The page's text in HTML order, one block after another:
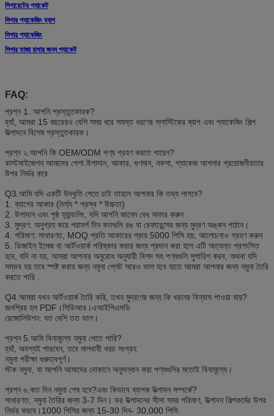
সিগারেটের প্যাকেট
সিগার প্যাকেজিং ব্যাগ
সিগার প্যাকেজিং
সিগার তাজা রাখার জন্য প্যাকেট
FAQ:
প্রশ্ন 1. আপনি প্রস্তুতকারক?
হ্যাঁ, আমরা 15 বছরেরও বেশি সময় ধরে সমস্ত ধরণের প্লাস্টিকের ব্যাগ এবং প্যাকেজিং শিল্প
উত্পাদনে বিশেষ প্রস্তুতকারক।
প্রশ্ন ২.আপনি কি OEM/ODM পণ্য গ্রহণ করতে পারেন?
কাস্টমাইজেশন আমাদের পেশা.উপাদান, আকার, গুণমান, নকশা, প্যাকেজ আপনার প্রয়োজনীয়তার
উপর নির্ভর করে
Q3.আমি যদি একটি উদ্ধৃতি পেতে চাই তাহলে আপনার কি তথ্য লাগবে?
1. ব্যাগের আকার (দৈর্ঘ্য * প্রস্থ * উচ্চতা)
2. উপাদান এবং পৃষ্ঠ হ্যান্ডলিং, যদি আপনি জানেন বেধ অফার করুন
3. মুদ্রণ: অনুগ্রহ করে পরামর্শ দিন কতগুলি রঙ বা রেফারেন্সের জন্য মুদ্রণ অঙ্কন পাঠান।
4. পরিমাণ: সাধারণত, MOQ প্রতি আকারের প্রায় 5000 পিসি হয়, আলোচনাও গ্রহণ করুন
5. ডিজাইন ইমেজ বা আর্টওয়ার্ক পরিষ্কার করার জন্য প্রদান করা হলে এটি অত্যন্ত প্রশংসিত
হবে, যদি না হয়, আমরা আপনার অনুরোধ অনুযায়ী বিশদ সহ পণ্যগুলি সুপারিশ করব, অথবা যদি
সম্ভব হয় তবে স্পষ্ট করার জন্য নমুনা প্লেট আরও ভাল হবে যাতে আমরা আপনার জন্য নমুনা তৈরি
করতে পারি .
Q4.আমরা যখন আর্টওয়ার্ক তৈরি করি, তখন মুদ্রণের জন্য কি ধরনের বিন্যাস পাওয়া যায়?
জনপ্রিয় হল PDF।সিডিআর।এআইপিএসডি
রেজোলিউশন: যত বেশি তত ভাল।
প্রশ্ন 5.আমি বিনামূল্যে নমুনা পেতে পারি?
হ্যাঁ, অবশ্যই পারবেন, তবে মালবাহী খরচ সংগ্রহ
নমুনা পরীক্ষা গুরুত্বপূর্ণ।
স্টক নমুনা, যা আপনি আমাদের দোকানে অনুসন্ধান করা পণ্যগুলির মতোই বিনামূল্যে।
প্রশ্ন ৬.কত দিন নমুনা শেষ হবে?এবং কিভাবে ব্যাপক উত্পাদন সম্পর্কে?
সাধারণত, নমুনা তৈরির জন্য 3-7 দিন। ভর উত্পাদনের সীসা সময় পরিমাণ, উত্পাদন শিল্পকর্মের উপর
নির্ভর করবে।1000 পিসির জন্য 15-30 দিন- 30,000 পিসি